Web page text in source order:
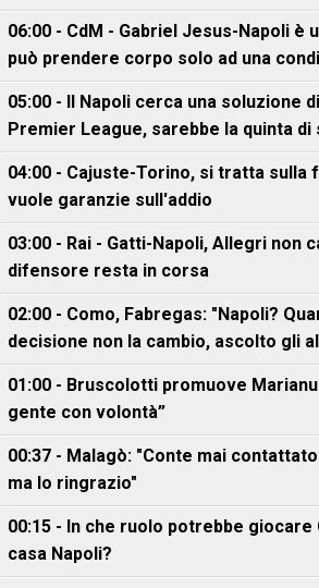
06:00 - CdM - Gabriel Jesus-Napoli è
può prendere corpo solo ad una
05:00 - Il Napoli cerca una soluzione
Premier League, sarebbe la quinta di
04:00 - Cajuste-Torino, si tratta sulla
vuole garanzie sull'addio
03:00 - Rai - Gatti-Napoli, Allegri non
difensore resta in corsa
02:00 - Como, Fabregas: "Napoli?
decisione non la cambio, ascolto gli
01:00 - Bruscolotti promuove
gente con volontà”
00:37 - Malagò: "Conte mai
ma lo ringrazio"
00:15 - In che ruolo potrebbe giocare
casa Napoli?